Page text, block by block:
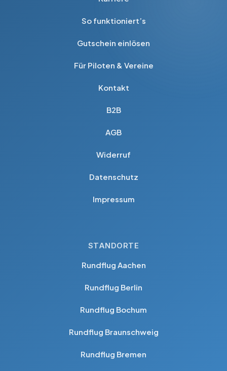
Produktseite
gewählt
So funktioniert’s
Gutschein einlösen
Für Piloten & Vereine
Kontakt
B2B
AGB
Widerruf
Datenschutz
Impressum
STANDORTE
Rundflug Aachen
Rundflug Berlin
Rundflug Bochum
Rundflug Braunschweig
Rundflug Bremen